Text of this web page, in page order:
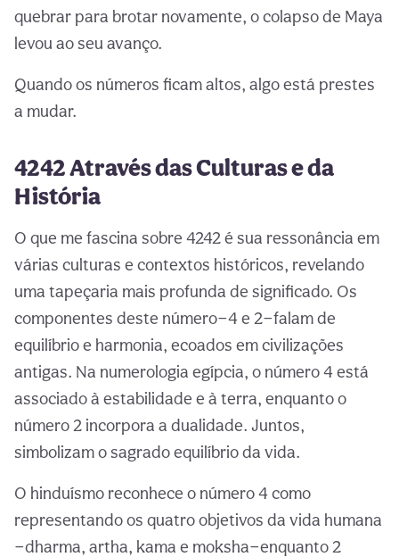
quebrar para brotar novamente, o colapso de Maya
levou ao seu avanço.
Quando os números ficam altos, algo está prestes
a mudar.
4242 Através das Culturas e da
História
O que me fascina sobre 4242 é sua ressonância em
várias culturas e contextos históricos, revelando
uma tapeçaria mais profunda de significado. Os
componentes deste número—4 e 2—falam de
equilíbrio e harmonia, ecoados em civilizações
antigas. Na numerologia egípcia, o número 4 está
associado à estabilidade e à terra, enquanto o
número 2 incorpora a dualidade. Juntos,
simbolizam o sagrado equilíbrio da vida.
O hinduísmo reconhece o número 4 como
representando os quatro objetivos da vida humana
—dharma, artha, kama e moksha—enquanto 2